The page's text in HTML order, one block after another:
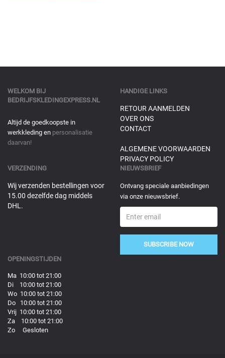
WELKOM BIJ
BEDRIJFSKLEDINGEXPRESS.NL
Altijd de goedkoopste in
werkkleding en personalisatie
daarvan!
HANDIGE LINKS
RETOUR AANMELDEN
OVER ONS
CONTACT
ALGEMENE VOORWAARDEN
PRIVACY POLICY
VERZENDING
Wij verzenden bestellingen voor
15.00 dezelfde dag middels
DHL.
NIEUWSBRIEF
Ontvang speciale aanbiedingen
via onze nieuwsbrief.
SUBSCRIBE NOW
OPENINGSTIJDEN
Ma 10:00 tot 21:00
Di 10:00 tot 21:00
Wo 10:00 tot 21:00
Do 10:00 tot 21:00
Vrij 10:00 tot 21:00
Za 10:00 tot 21:00
Zo Gesloten